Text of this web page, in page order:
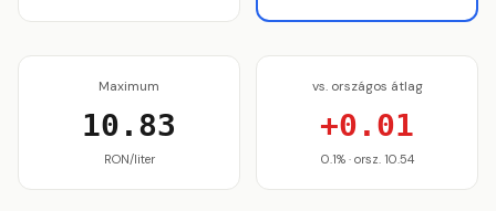
Maximum
10.83
RON/liter
vs. országos átlag
+0.01
0.1% · orsz. 10.54